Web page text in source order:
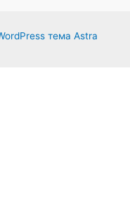
тема Astra